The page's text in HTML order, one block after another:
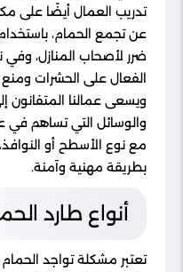
تدريب العمال أيضًا على
عن تجمع الحمام،
ضرر لأصحاب المنازل،
الفعال على الحشرات ومنع
ويسعى عمالنا المتفانون
والوسائل التي تساهم في
مع نوع الأسطح أو
بطريقة مهنية وآمنة.
أنواع طارد
تعتبر مشكلة تواجد